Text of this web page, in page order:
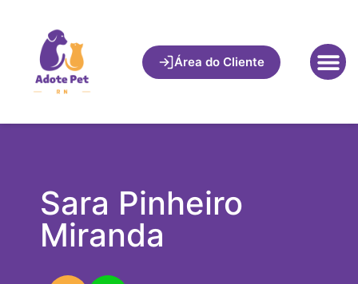
Área do Cliente
Sara Pinheiro
Miranda